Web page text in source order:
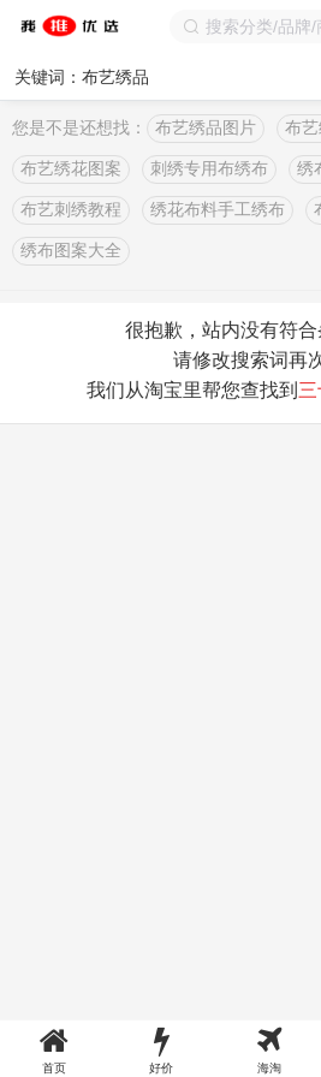
关键词：布艺绣品
您是不是还想找： 布艺绣品图片 布
布艺绣花图案 刺绣专用布绣布 绣
布艺刺绣教程 绣花布料手工绣布
绣布图案大全
很抱歉，站内没有符
请修改搜索词再
我们从淘宝里帮您查找到
首页 好价 海淘